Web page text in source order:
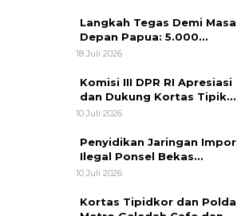
Langkah Tegas Demi Masa
Depan Papua: 5.000
Batang Ganja Berhasil
Habema
18 Juli 2026
Komisi III DPR RI Apresiasi
dan Dukung Kortas Tipikor
Polri Usut Dugaan Korupsi
10 Juli 2026
Penyidikan Jaringan Impor
Ilegal Ponsel Bekas
Rampung, Tiga Tersangka
10 Juli 2026
Kortas Tipidkor dan Polda